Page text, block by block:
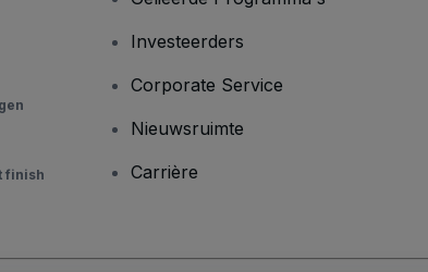
finish
Investeerders
Corporate Service
Nieuwsruimte
Carrière